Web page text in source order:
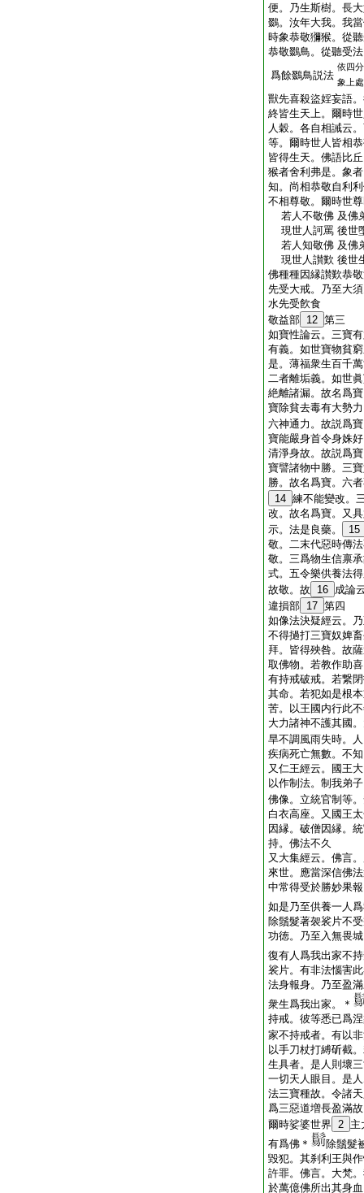
便。乃生斯樹。長
鵽。汝年大我。我
時象恭敬獼猴。從
恭敬鵽鳥。從聽受
爲餘鵽鳥説法
依四
象上
獸先喜殺盜婬妄語
終皆生天上。爾時
人穀。各自相誡云
等。爾時世人皆相
皆得生天。佛語比
猴者舍利弗是。象
知。尚相恭敬自利
不相尊敬。爾時世
若人不敬佛 及佛
現世人訶罵 後世
若人知敬佛 及佛
現世人讃歎 後世
佛種種因縁讃歎恭
先受大戒。乃至大
水先受飮食
敬益部 12 第三
如寶性論云。三寶
有義。如世寶物貧
是。薄福衆生百千
二者離垢義。如世
絶離諸漏。故名爲
寶除貧去毒有大勢
六神通力。故説爲
寶能嚴身首令身姝
清淨身故。故説爲
寶譬諸物中勝。三
勝。故名爲寶。六
14 練不能變改。
改。故名爲寶。又
示。法是良藥。
15
敬。二末代惡時傳
敬。三爲物生信禀
式。五令樂供養法
故敬。故
16 成論
違損部 17 第四
如像法決疑經云。
不得撾打三寶奴婢
拜。皆得殃咎。故
取佛物。若教作助
有持戒破戒。若繋
其命。若犯如是根
苦。以王國内行此
大力諸神不護其國
旱不調風雨失時。
疾病死亡無數。不
又仁王經云。國王
以作制法。制我弟
佛像。立統官制等
白衣高座。又國王
因縁。破僧因縁。
持。佛法不久
又大集經云。佛言
來世。應當深信佛
中常得受於勝妙果
如是乃至供養一人
除鬚髮著袈裟片不
功徳。乃至入無畏
復有人爲我出家不
裟片。有非法惱害
法身報身。乃至盈
衆生爲我出家。＊
持戒。彼等悉已爲
家不持戒者。有以
以手刀杖打縛斫截
生具者。是人則壞
一切天人眼目。是
法三寶種故。令諸
爲三惡道増長盈滿故
爾時娑婆世界 2 主
有爲佛＊
除鬚髮
毀犯。其刹利王與
許罪。佛言。大梵
於萬億佛所出其身